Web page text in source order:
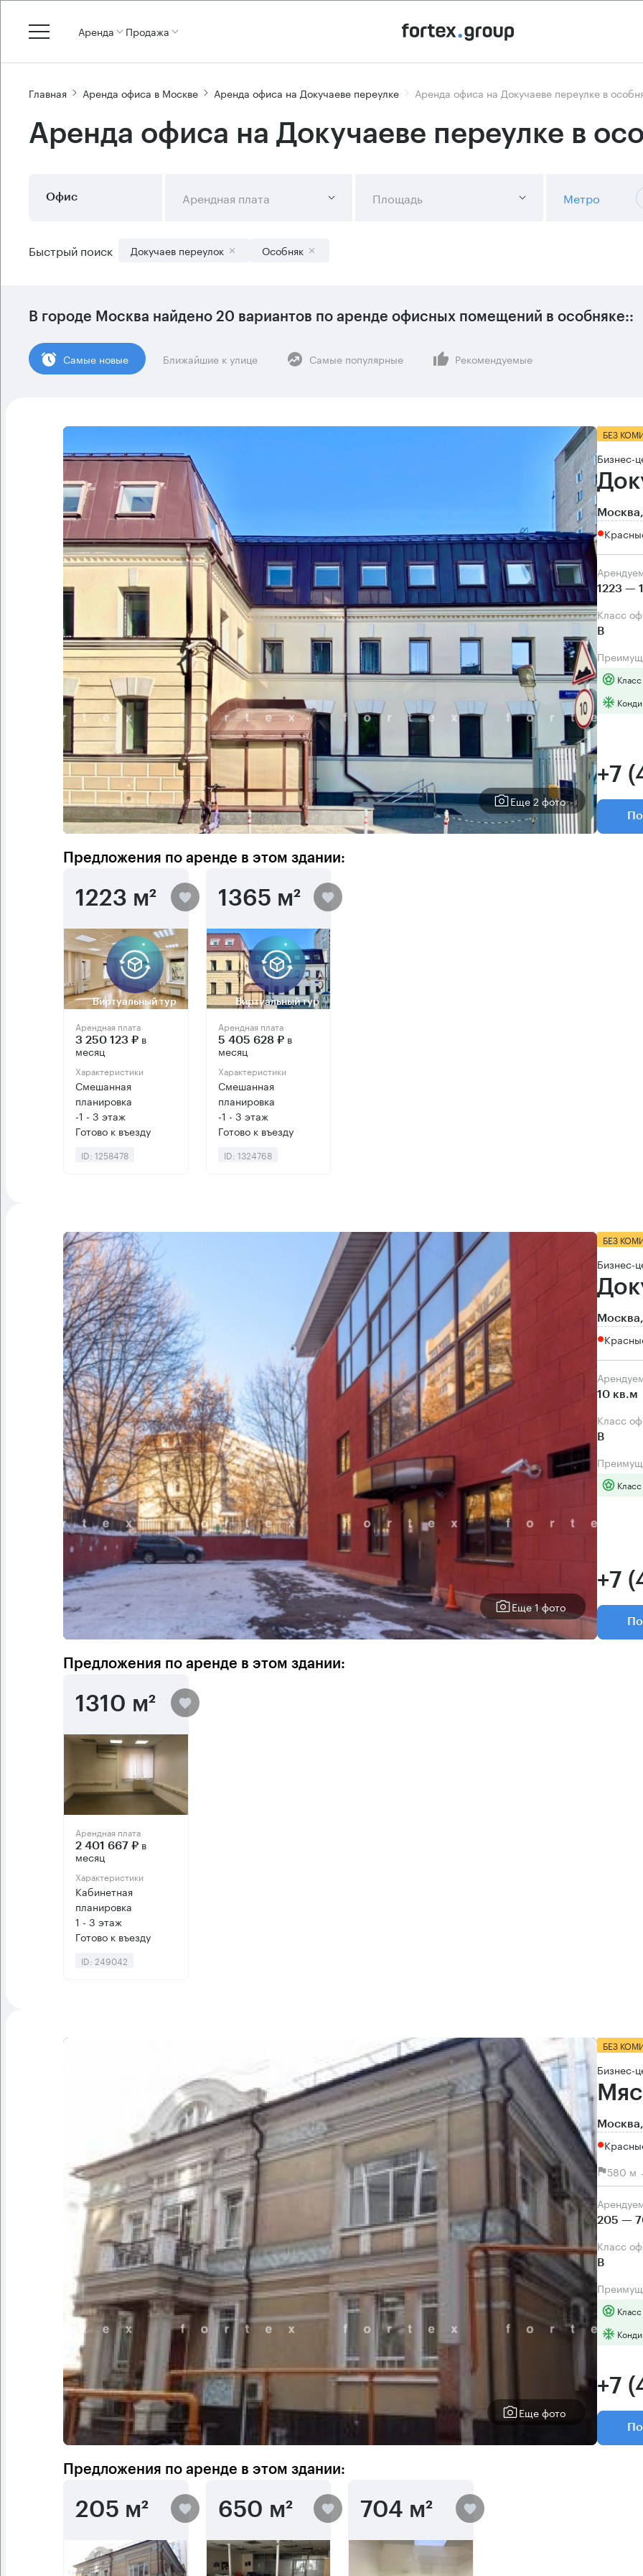
Аренда Продажа
Главная Аренда офиса в Москве Аренда офиса на Докучаеве переулке Аренда офиса на Докучаеве переулке в
Аренда офиса на Докучаеве переулке в
Офис Арендная плата Площадь Метро
Быстрый поиск Докучаев переулок Особняк
В городе Москва найдено 20 вариантов по аренде офисных помещений в особняке::
Cамые новые Ближайшие к улице Самые популярные Рекомендуемые
Еще 2 фото
БЕЗ
Бизнес-
1223 —
Класс
B
+7
Предложения по аренде в этом здании:
1223 м²
Виртуальный тур
Арендная плата
3 250 123 ₽ в
месяц
Характеристики
Смешанная
планировка
-1 - 3 этаж
Готово к въезду
ID: 1258478
1365 м²
Виртуальный тур
Арендная плата
5 405 628 ₽в
месяц
Характеристики
Смешанная
планировка
-1 - 3 этаж
Готово к въезду
ID: 1324768
Еще 1 фото
БЕЗ
Бизнес-
10 кв.м
Класс
B
+7
Предложения по аренде в этом здании:
1310 м²
Арендная плата
2 401 667 ₽ в
месяц
Характеристики
Кабинетная
планировка
1 - 3 этаж
Готово к въезду
ID: 249042
Еще фото
БЕЗ
Бизнес-
580 м
205 —
Класс
B
+7
Предложения по аренде в этом здании:
205 м² 650 м² 704 м²